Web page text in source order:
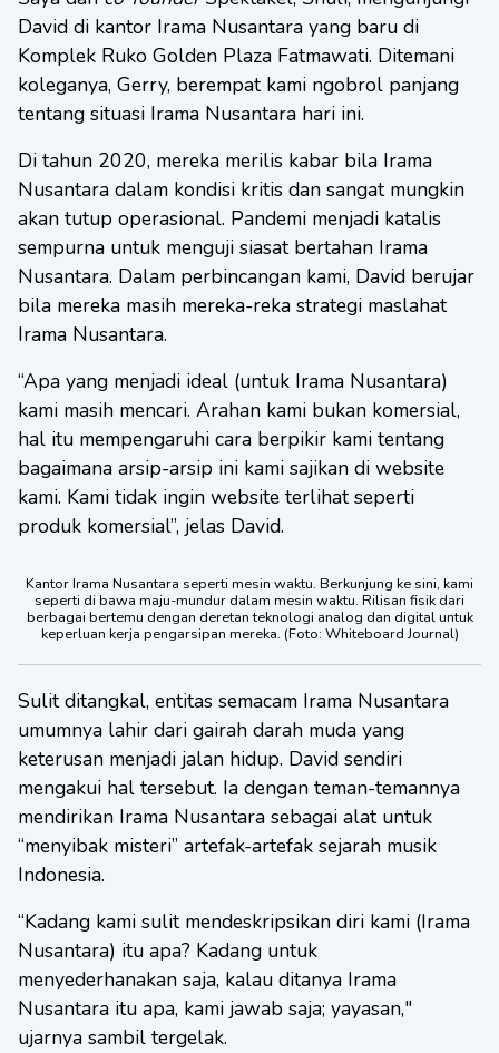
David di kantor Irama Nusantara yang baru di
Komplek Ruko Golden Plaza Fatmawati. Ditemani
koleganya, Gerry, berempat kami ngobrol panjang
tentang situasi Irama Nusantara hari ini.
Di tahun 2020, mereka merilis kabar bila Irama
Nusantara dalam kondisi kritis dan sangat mungkin
akan tutup operasional. Pandemi menjadi katalis
sempurna untuk menguji siasat bertahan Irama
Nusantara. Dalam perbincangan kami, David berujar
bila mereka masih mereka-reka strategi maslahat
Irama Nusantara.
“Apa yang menjadi ideal (untuk Irama Nusantara)
kami masih mencari. Arahan kami bukan komersial,
hal itu mempengaruhi cara berpikir kami tentang
bagaimana arsip-arsip ini kami sajikan di website
kami. Kami tidak ingin website terlihat seperti
produk komersial”, jelas David.
Kantor Irama Nusantara seperti mesin waktu. Berkunjung ke sini, kami
seperti di bawa maju-mundur dalam mesin waktu. Rilisan fisik dari
berbagai bertemu dengan deretan teknologi analog dan digital untuk
keperluan kerja pengarsipan mereka. (Foto: Whiteboard Journal)
Sulit ditangkal, entitas semacam Irama Nusantara
umumnya lahir dari gairah darah muda yang
keterusan menjadi jalan hidup. David sendiri
mengakui hal tersebut. Ia dengan teman-temannya
mendirikan Irama Nusantara sebagai alat untuk
“menyibak misteri” artefak-artefak sejarah musik
Indonesia.
“Kadang kami sulit mendeskripsikan diri kami (Irama
Nusantara) itu apa? Kadang untuk
menyederhanakan saja, kalau ditanya Irama
Nusantara itu apa, kami jawab saja; yayasan,"
ujarnya sambil tergelak.